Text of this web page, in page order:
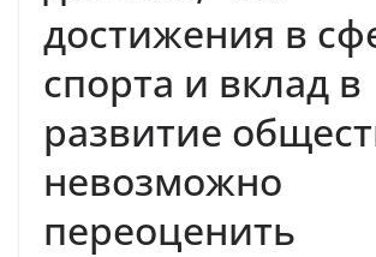
достижения в
спорта и вклад в
развитие
невозможно
переоценить